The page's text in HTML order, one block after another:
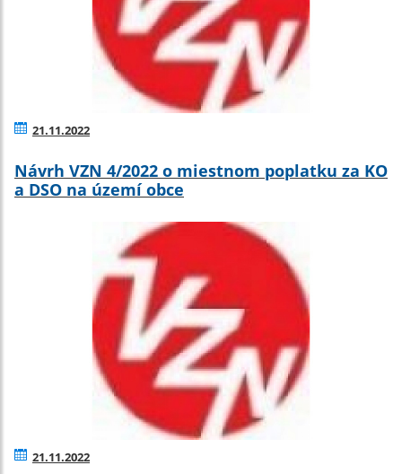
21.11.2022
Návrh VZN 4/2022 o miestnom poplatku za KO
a DSO na území obce
21.11.2022